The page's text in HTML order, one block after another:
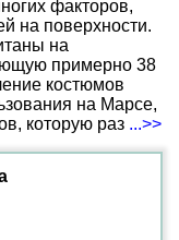
факторов,
на поверхности.
на
примерно 38
костюмов
на Марсе,
которую раз ...>>